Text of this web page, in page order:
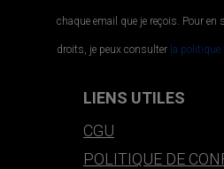
chaque email que je reçois. Pour
droits, je peux consulter la politique
LIENS UTILES
CGU
POLITIQUE DE